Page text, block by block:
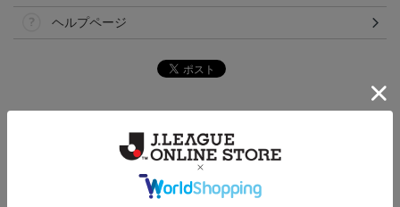
ヘルプページ
横浜FC
こだわりのデザインに注目！タオルマフラーは応援
の必須アイテム！